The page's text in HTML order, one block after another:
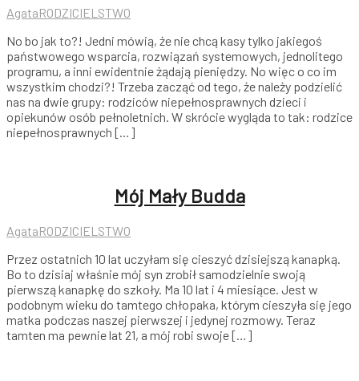
AgataRODZICIELSTWO
No bo jak to?! Jedni mówią, że nie chcą kasy tylko jakiegoś
państwowego wsparcia, rozwiązań systemowych, jednolitego
programu, a inni ewidentnie żądają pieniędzy. No więc o co im
wszystkim chodzi?! Trzeba zacząć od tego, że należy podzielić
nas na dwie grupy: rodziców niepełnosprawnych dzieci i
opiekunów osób pełnoletnich. W skrócie wygląda to tak: rodzice
niepełnosprawnych […]
Mój Mały Budda
AgataRODZICIELSTWO
Przez ostatnich 10 lat uczyłam się cieszyć dzisiejszą kanapką.
Bo to dzisiaj właśnie mój syn zrobił samodzielnie swoją
pierwszą kanapkę do szkoły. Ma 10 lat i 4 miesiące. Jest w
podobnym wieku do tamtego chłopaka, którym cieszyła się jego
matka podczas naszej pierwszej i jedynej rozmowy. Teraz
tamten ma pewnie lat 21, a mój robi swoje […]